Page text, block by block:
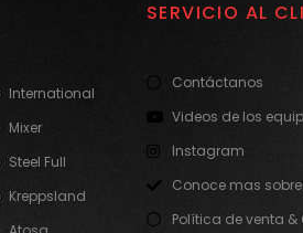
International
Mixer
Steel Full
Kreppsland
SERVICIO AL
Contáctanos
Videos de los
Instagram
Conoce mas
Política de venta